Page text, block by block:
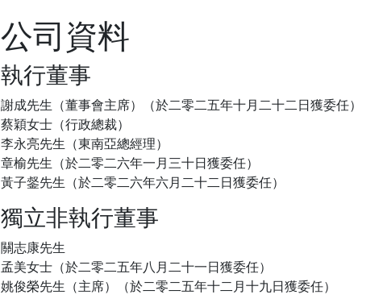
公司資料
執行董事
謝成先生（董事會主席）（於二零二五年十月二十二日獲委任）
蔡穎女士（行政總裁）
李永亮先生（東南亞總經理）
章榆先生（於二零二六年一月三十日獲委任）
黃子錖先生（於二零二六年六月二十二日獲委任）
獨立非執行董事
關志康先生
孟美女士（於二零二五年八月二十一日獲委任）
姚俊榮先生（主席）（於二零二五年十二月十九日獲委任）